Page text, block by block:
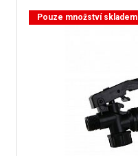
Pouze množství skladem